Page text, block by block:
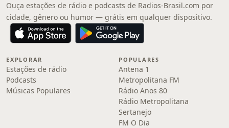
Ouça estações de rádio e podcasts de Radios-Brasil.com por
cidade, gênero ou humor — grátis em qualquer dispositivo.
EXPLORAR
Estações de rádio
Podcasts
Músicas Populares
POPULARES
Antena 1
Metropolitana FM
Rádio Anos 80
Rádio Metropolitana
Sertanejo
FM O Dia